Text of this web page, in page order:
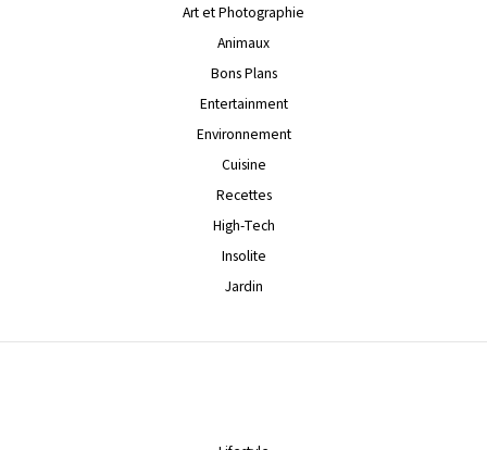
Art et Photographie
Animaux
Bons Plans
Entertainment
Environnement
Cuisine
Recettes
High-Tech
Insolite
Jardin